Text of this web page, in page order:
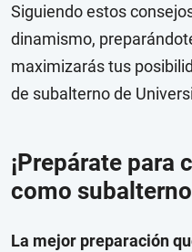
Siguiendo estos
dinamismo,
maximizarás tus
de subalterno de
¡Prepárate para
como
La mejor preparación